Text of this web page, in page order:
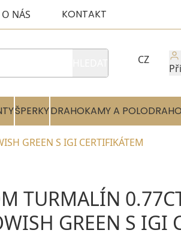
O NÁS KONTAKT
CZ
ŠPERKYDRAHOKAMY A
GREEN S IGI CERTIFIKÁTEM
TURMALÍN
GREEN S IGI